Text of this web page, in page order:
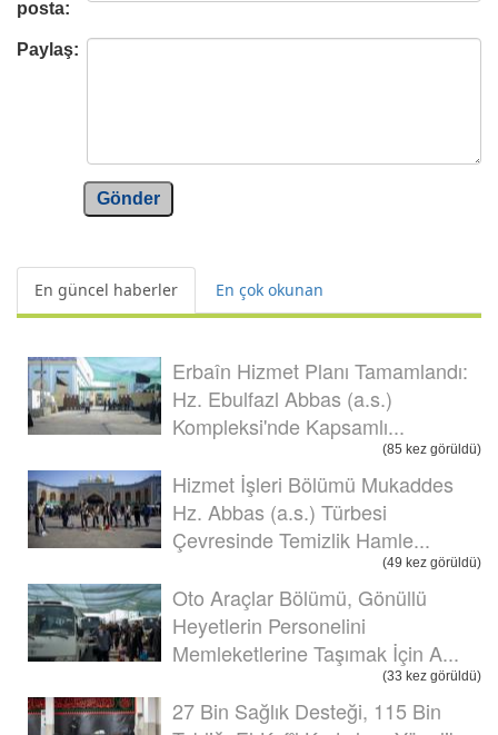
posta:
Paylaş:
Gönder
En güncel haberler En çok okunan
Erbaîn Hizmet Planı Tamamlandı:
Hz. Ebulfazl Abbas (a.s.)
Kompleksi'nde Kapsamlı...
(85 kez görüldü)
Hizmet İşleri Bölümü Mukaddes
Hz. Abbas (a.s.) Türbesi
Çevresinde Temizlik Hamle...
(49 kez görüldü)
Oto Araçlar Bölümü, Gönüllü
Heyetlerin Personelini
Memleketlerine Taşımak İçin A...
(33 kez görüldü)
27 Bin Sağlık Desteği, 115 Bin